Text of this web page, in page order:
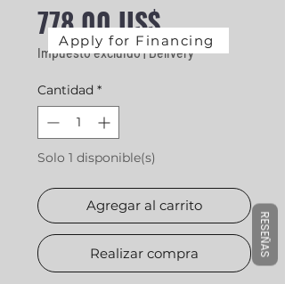
778,00 US$Precio
Impuesto excluido|Delivery
Cantidad *
Solo 1 disponible(s)
Agregar al carrito
Realizar compra
Apply for Financing
RESEÑAS